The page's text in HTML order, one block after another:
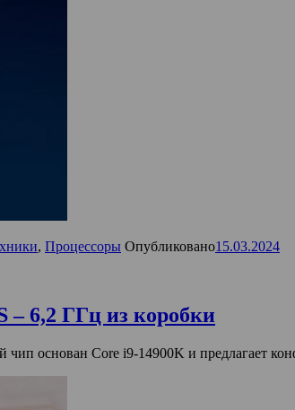
, Процессоры Опубликовано15.03.2024
– 6,2 ГГц из коробки
основан Core i9-14900K и предлагает